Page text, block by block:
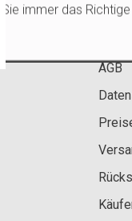
AGB
Sie immer das